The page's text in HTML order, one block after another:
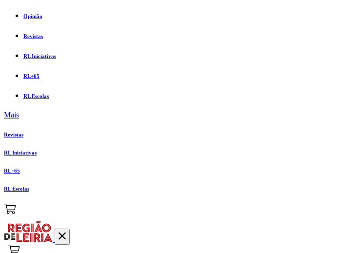
Opinião
Revistas
RL Iniciativas
RL+65
RL Escolas
Mais
Revistas
RL Iniciativas
RL+65
RL Escolas